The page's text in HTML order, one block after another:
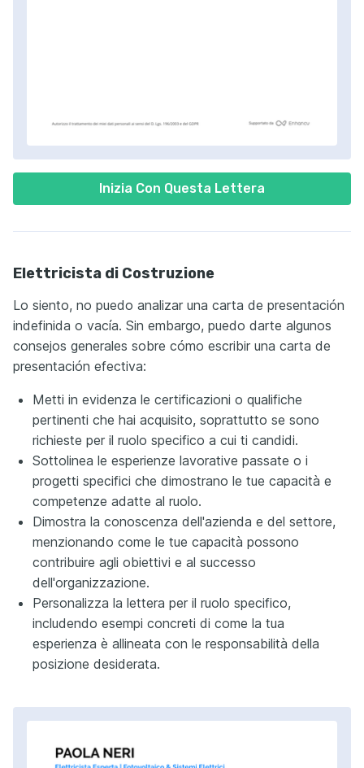
Inizia Con Questa Lettera
Elettricista di Costruzione
Lo siento, no puedo analizar una carta de presentación
indefinida o vacía. Sin embargo, puedo darte algunos
consejos generales sobre cómo escribir una carta de
presentación efectiva:
Metti in evidenza le certificazioni o qualifiche
pertinenti che hai acquisito, soprattutto se sono
richieste per il ruolo specifico a cui ti candidi.
Sottolinea le esperienze lavorative passate o i
progetti specifici che dimostrano le tue capacità e
competenze adatte al ruolo.
Dimostra la conoscenza dell'azienda e del settore,
menzionando come le tue capacità possono
contribuire agli obiettivi e al successo
dell'organizzazione.
Personalizza la lettera per il ruolo specifico,
includendo esempi concreti di come la tua
esperienza è allineata con le responsabilità della
posizione desiderata.